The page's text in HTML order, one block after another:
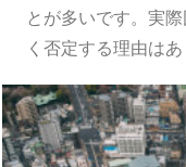
とが多いです。実
く否定する理由は